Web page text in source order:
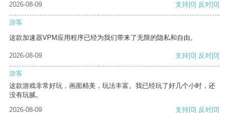
2026-08-09 支持[0] 反对[0]
游客
这款加速器VPM应用程序已经为我们带来了无限的隐私和自由。
2026-08-09 支持[0] 反对[0]
游客
这款游戏非常好玩，画面精美，玩法丰富。我已经玩了好几个小时，还
没有玩腻。
2026-08-09
支持[0] 反对[0]